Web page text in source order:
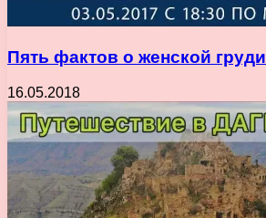
Пять фактов о женской груди
16.05.2018